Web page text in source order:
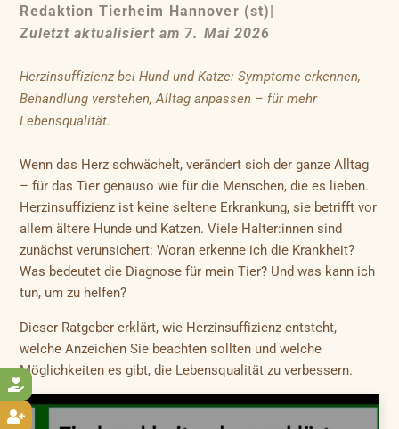


Redaktion Tierheim Hannover (st)|
Zuletzt aktualisiert am 7. Mai 2026
Herzinsuffizienz bei Hund und Katze: Symptome erkennen,
Behandlung verstehen, Alltag anpassen – für mehr
Lebensqualität.
Wenn das Herz schwächelt, verändert sich der ganze Alltag
– für das Tier genauso wie für die Menschen, die es lieben.
Herzinsuffizienz ist keine seltene Erkrankung, sie betrifft vor
allem ältere Hunde und Katzen. Viele Halter:innen sind
zunächst verunsichert: Woran erkenne ich die Krankheit?
Was bedeutet die Diagnose für mein Tier? Und was kann ich
tun, um zu helfen?
Dieser Ratgeber erklärt, wie Herzinsuffizienz entsteht,
welche Anzeichen Sie beachten sollten und welche
Möglichkeiten es gibt, die Lebensqualität zu verbessern.